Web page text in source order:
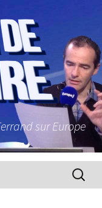
sur Europe